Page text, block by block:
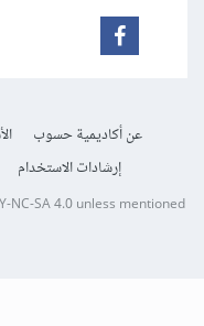
عن أكاديمية حسوب
إرشادات الاستخدام
NC-SA 4.0unless mentioned